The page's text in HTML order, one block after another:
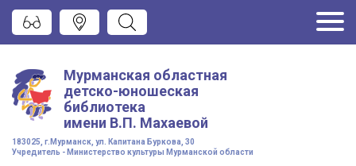
Мурманская областная
детско-юношеская
библиотека
имени В.П. Махаевой
183025, г.Мурманск, ул. Капитана Буркова, 30
Учредитель - Министерство культуры Мурманской области